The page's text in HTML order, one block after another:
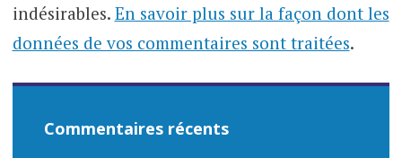
indésirables. En savoir plus sur la façon dont les
données de vos commentaires sont traitées.
Commentaires récents